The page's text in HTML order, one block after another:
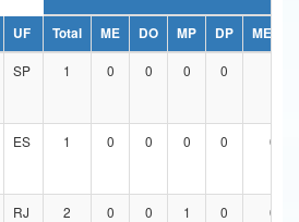
Inovações e Comunicações
UF Total ME DO MP DP
ME/DO
SP 1 0 0 0 0
ES 1 0 0 0 0 0
RJ 2 0 0 1 0 0